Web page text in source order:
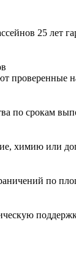
25 лет
проверенные
по срокам
химию или
по